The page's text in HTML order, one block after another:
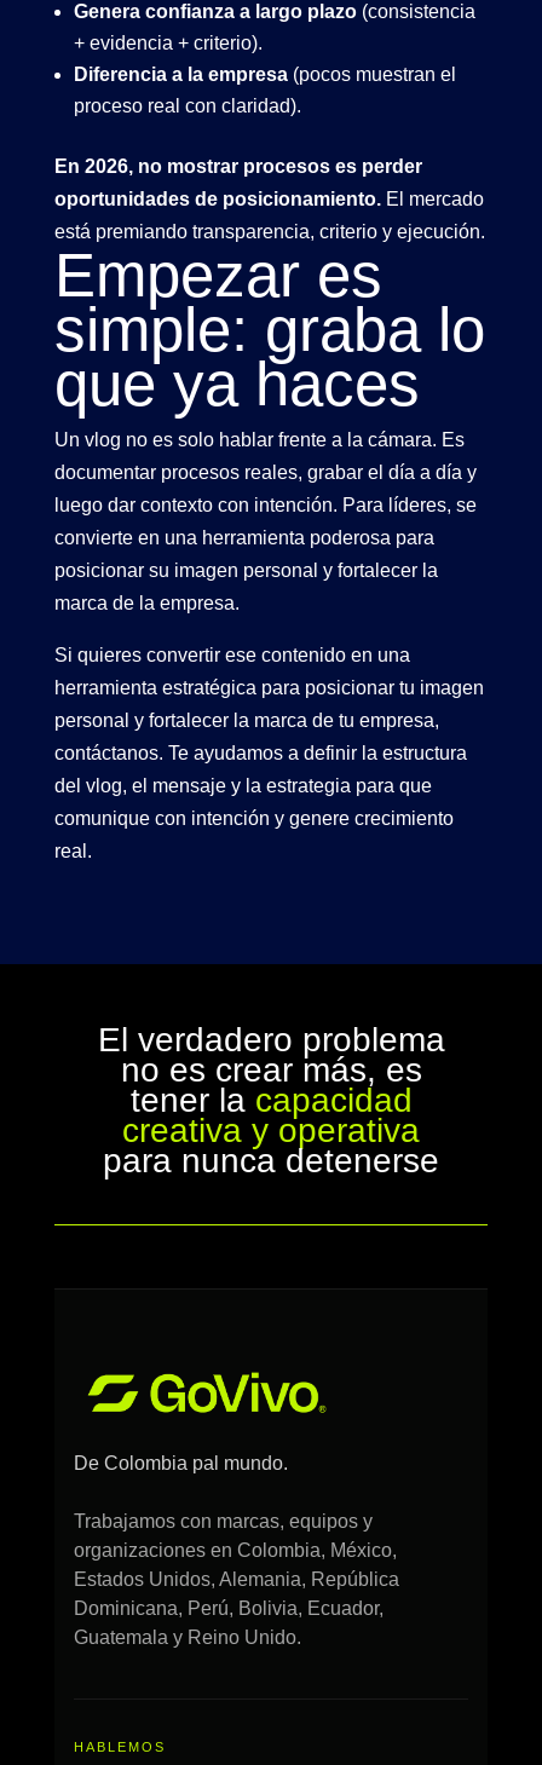
Genera confianza a largo plazo(consistencia
+ evidencia + criterio).
Diferencia a la empresa(pocos muestran el
proceso real con claridad).
En 2026, no mostrar procesos es perder
oportunidades de posicionamiento.El mercado
está premiando transparencia, criterio y ejecución.
Empezar es
simple: graba lo
que ya haces
Un vlog no es solo hablar frente a la cámara. Es
documentar procesos reales, grabar el día a día y
luego dar contexto con intención. Para líderes, se
convierte en una herramienta poderosa para
posicionar su imagen personal y fortalecer la
marca de la empresa.
Si quieres convertir ese contenido en una
herramienta estratégica para posicionar tu imagen
personal y fortalecer la marca de tu empresa,
contáctanos. Te ayudamos a definir la estructura
del vlog, el mensaje y la estrategia para que
comunique con intención y genere crecimiento
real.
El verdadero problema
no es crear más, es
tener la capacidad
creativa y operativa
para nunca detenerse
De Colombia pal mundo.
Trabajamos con marcas, equipos y
organizaciones en Colombia, México,
Estados Unidos, Alemania, República
Dominicana, Perú, Bolivia, Ecuador,
Guatemala y Reino Unido.
HABLEMOS